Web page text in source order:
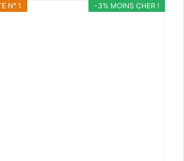
-3% MOINS CHER !
N° 1